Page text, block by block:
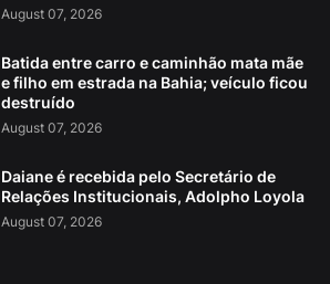
August 07, 2026
Batida entre carro e caminhão mata mãe
e filho em estrada na Bahia; veículo ficou
destruído
August 07, 2026
Daiane é recebida pelo Secretário de
Relações Institucionais, Adolpho Loyola
August 07, 2026